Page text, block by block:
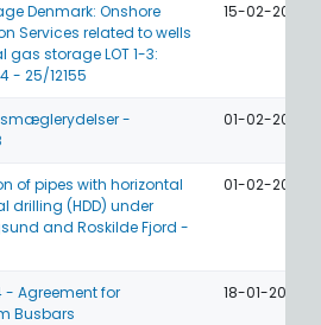
Denmark: Onshore
Services related to wells
gas storage LOT 1-3:
- 25/12155
15-02-2027
-
01-02-2027
of pipes with horizontal
drilling (HDD) under
and Roskilde Fjord -
01-02-2027
- Agreement for
Busbars
18-01-2027